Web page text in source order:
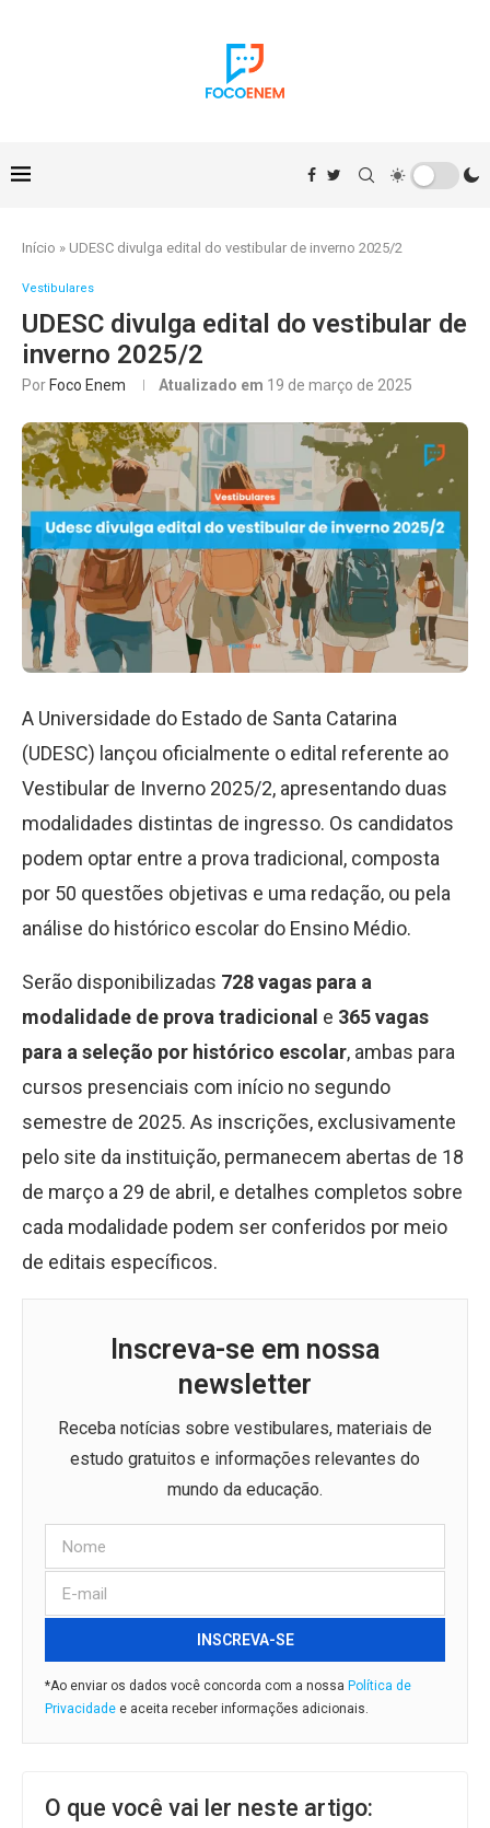
Início » UDESC divulga edital do vestibular de inverno 2025/2
Vestibulares
UDESC divulga edital do vestibular de
inverno 2025/2
Por Foco Enem Atualizado em 19 de março de 2025
A Universidade do Estado de Santa Catarina
(UDESC) lançou oficialmente o edital referente ao
Vestibular de Inverno 2025/2, apresentando duas
modalidades distintas de ingresso. Os candidatos
podem optar entre a prova tradicional, composta
por 50 questões objetivas e uma redação, ou pela
análise do histórico escolar do Ensino Médio.
Serão disponibilizadas 728 vagas para a
modalidade de prova tradicional e 365 vagas
para a seleção por histórico escolar, ambas para
cursos presenciais com início no segundo
semestre de 2025. As inscrições, exclusivamente
pelo site da instituição, permanecem abertas de 18
de março a 29 de abril, e detalhes completos sobre
cada modalidade podem ser conferidos por meio
de editais específicos.
Inscreva-se em nossa
newsletter
Receba notícias sobre vestibulares, materiais de
estudo gratuitos e informações relevantes do
mundo da educação.
INSCREVA-SE
*Ao enviar os dados você concorda com a nossa Política de
Privacidade e aceita receber informações adicionais.
O que você vai ler neste artigo: